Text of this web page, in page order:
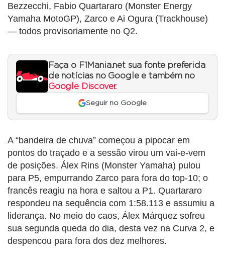
Bezzecchi, Fabio Quartararo (Monster Energy
Yamaha MotoGP), Zarco e Ai Ogura (Trackhouse)
— todos provisoriamente no Q2.
Faça o F1Mania.net sua fonte preferida
de notícias no Google e também no
Google Discover.
Seguir no Google
A “bandeira de chuva” começou a pipocar em
pontos do traçado e a sessão virou um vai-e-vem
de posições. Álex Rins (Monster Yamaha) pulou
para P5, empurrando Zarco para fora do top-10; o
francês reagiu na hora e saltou a P1. Quartararo
respondeu na sequência com 1:58.113 e assumiu a
liderança. No meio do caos, Álex Márquez sofreu
sua segunda queda do dia, desta vez na Curva 2, e
despencou para fora dos dez melhores.